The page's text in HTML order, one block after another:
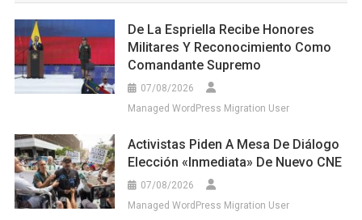
De La Espriella Recibe Honores
Militares Y Reconocimiento Como
Comandante Supremo
07/08/2026
Managed WordPress Migration User
Activistas Piden A Mesa De Diálogo
Elección «inmediata» De Nuevo CNE
07/08/2026
Managed WordPress Migration User